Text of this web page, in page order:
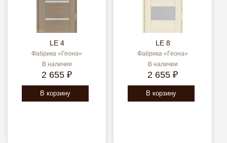
LE 4
Фабрика «Геона»
В наличии
2 655 ₽
В корзину
LE 8
Фабрика «Геона»
В наличии
2 655 ₽
В корзину